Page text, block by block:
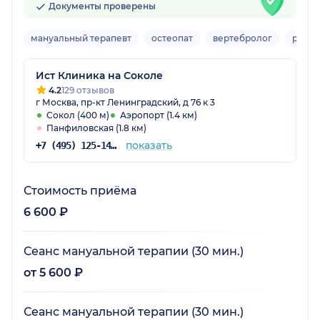
Документы проверены
мануальный терапевт остеопат вертебролог
Ист Клиника на Соколе
4.2129 отзывов
г Москва, пр-кт Ленинградский, д 76 к 3
Сокол (400 м)
Аэропорт (1.4 км)
Панфиловская (1.8 км)
+7 (495) 125-14-89 показать
Стоимость приёма
6 600 ₽
Сеанс мануальной терапии (30 мин.)
от 5 600 ₽
Сеанс мануальной терапии (30 мин.)